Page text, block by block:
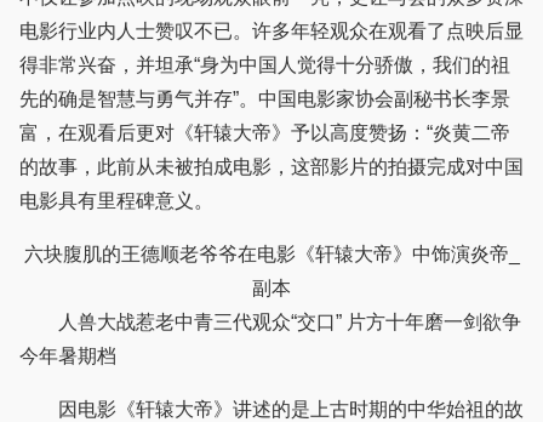
电影行业内人士赞叹不已。许多年轻观众在观看了点映后显
得非常兴奋，并坦承“身为中国人觉得十分骄傲，我们的祖
先的确是智慧与勇气并存”。中国电影家协会副秘书长李景
富，在观看后更对《轩辕大帝》予以高度赞扬：“炎黄二帝
的故事，此前从未被拍成电影，这部影片的拍摄完成对中国
电影具有里程碑意义。
六块腹肌的王德顺老爷爷在电影《轩辕大帝》中饰演炎帝_
副本
人兽大战惹老中青三代观众“交口” 片方十年磨一剑欲争
今年暑期档
因电影《轩辕大帝》讲述的是上古时期的中华始祖的故